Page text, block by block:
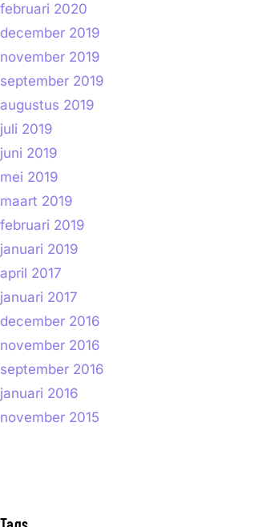
februari 2020
december 2019
november 2019
september 2019
augustus 2019
juli 2019
juni 2019
mei 2019
maart 2019
februari 2019
januari 2019
april 2017
januari 2017
december 2016
november 2016
september 2016
januari 2016
november 2015